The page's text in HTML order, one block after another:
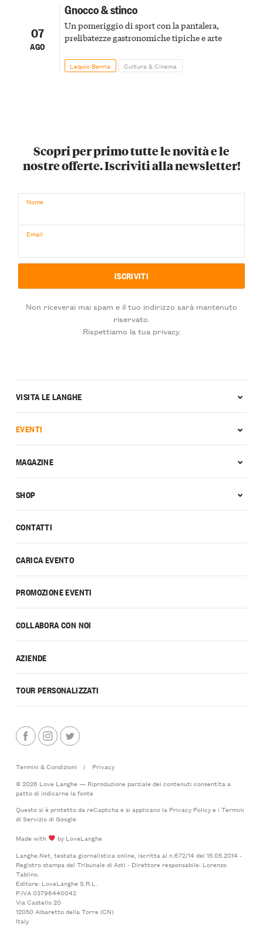
07
AGO
Gnocco & stinco
Un pomeriggio di sport con la pantalera,
prelibatezze gastronomiche tipiche e arte
Lequio Berria Cultura & Cinema
Scopri per primo tutte le novità e le
nostre offerte. Iscriviti alla newsletter!
Nome
Email
Non riceverai mai spam e il tuo indirizzo sarà mantenuto
riservato.
Rispettiamo la tua privacy.
CONTATTI
CARICA EVENTO
PROMOZIONE EVENTI
COLLABORA CON NOI
AZIENDE
TOUR PERSONALIZZATI
VISITA LE LANGHE
EVENTI
MAGAZINE
SHOP
Termini & Condizioni |
Privacy
© 2026 Love Langhe — Riproduzione parziale dei contenuti consentita a
patto di indicarne la fonte
Questo si è protetto da reCaptcha e si applicano la Privacy Policye i Termini
di Serviziodi Google
Made with
by LoveLanghe
Langhe.Net, testata giornalistica online, iscritta al n.672/14 del 15.05.2014 -
Registro stampa del Tribunale di Asti - Direttore responsabile: Lorenzo
Tablino.
Editore: LoveLanghe S.R.L.
P.IVA 03796440042
Via Castello 20
12050 Albaretto della Torre (CN)
Italy